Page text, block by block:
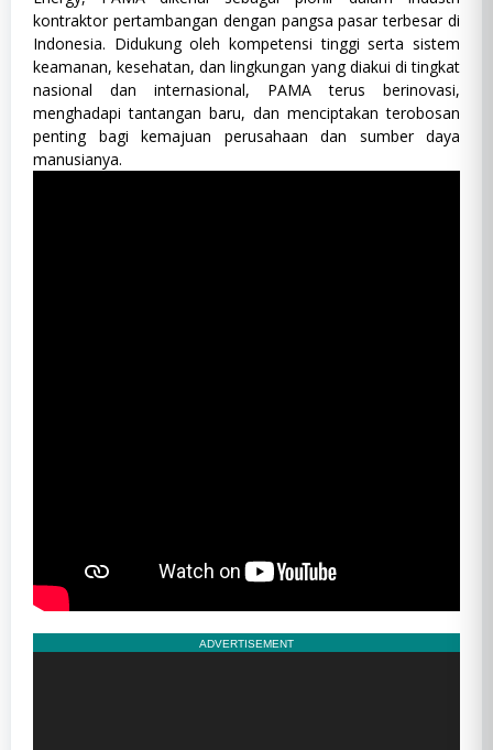
Teknik
kontraktor pertambangan dengan pangsa pasar terbesar di
Indonesia. Didukung oleh kompetensi tinggi serta sistem
keamanan, kesehatan, dan lingkungan yang diakui di tingkat
nasional dan internasional, PAMA terus berinovasi,
menghadapi tantangan baru, dan menciptakan terobosan
penting bagi kemajuan perusahaan dan sumber daya
manusianya.